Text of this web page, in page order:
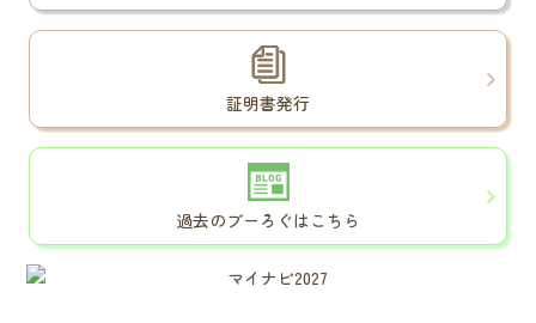
証明書発行
過去のブーろぐはこちら